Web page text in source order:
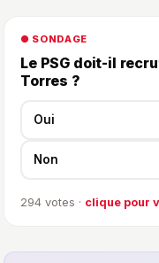
● SONDAGE
Le PSG doit-il
Torres ?
Oui
Non
294 votes · clique pour